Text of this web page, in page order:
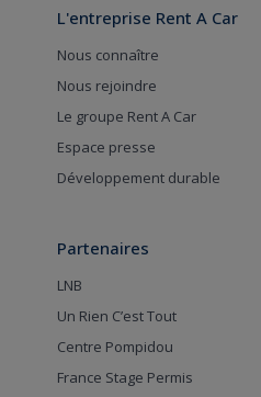
L'entreprise Rent A Car
Nous connaître
Nous rejoindre
Le groupe Rent A Car
Espace presse
Développement durable
Partenaires
LNB
Un Rien C’est Tout
Centre Pompidou
France Stage Permis